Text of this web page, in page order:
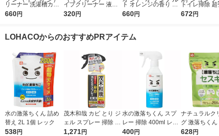
リーナー 洗濯槽カビ
キラー 液体タイプ 55
ョンソン（イチオシ）
660円
イプクリーナー 液体
タイプ 800g パイプ掃
（イチオシ）
320円
ト オレンジの香り フ
ァスナー付き 1セット
シ） オリジナル
660円
トイレ掃除
イレクリーナ
672円
LOHACOからのおすすめPRアイテム
水の激落ちくん 詰め
替え 2L 1個 レック
538円
茂木和哉 カビ とり ジ
ェル スプレー 掃除 32
0ml レック
1,271円
水の激落ちくん スプ
レー 掃除 400ml レッ
ク
400円
ナチュラルク
グ 激落ちく
炭酸ソーダ 粉
628円